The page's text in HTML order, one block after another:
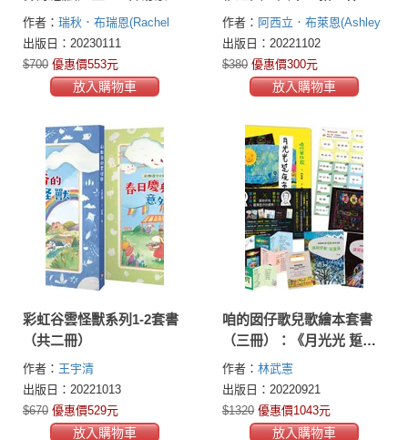
怎麼辦？
作者： 瑞秋．布瑞恩(Rachel
Brian)
出版日：20230111
$700 優惠價553元
放入購物車
一起標價出售的十一名奴
隸，他們的夢想與呼喊】
作者： 阿西立．布萊恩(Ashley
Bryan)
出版日：20221102
$380 優惠價300元
放入購物車
彩虹谷雲怪獸系列1-2套書
（共二冊）
作者： 王宇清
出版日：20221013
$670 優惠價529元
放入購物車
咱的囡仔歌兒歌繪本套書
（三冊）：《月光光 踅夜
市》＋《菜瓜開花》＋
《山嘛驚寒》★七大超值
豪華組合：教學引導小
冊、兒童美術小冊、作者
作者： 林武憲
出版日：20220921
$1320 優惠價1043元
放入購物車